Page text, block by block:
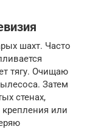
шахт. Часто
тягу. Очищаю
Затем
стенах,
или